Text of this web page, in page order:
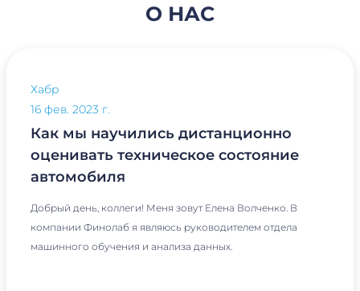
О НАС
Хабр
16 фев. 2023 г.
Как мы научились дистанционно
оценивать техническое состояние
автомобиля
Добрый день, коллеги! Меня зовут Елена Волченко. В
компании Финолаб я являюсь руководителем отдела
машинного обучения и анализа данных.